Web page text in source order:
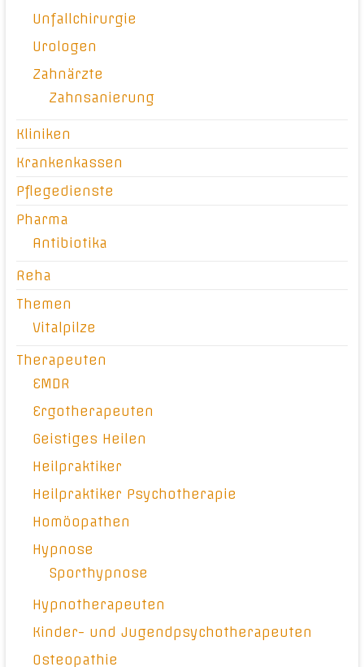
Unfallchirurgie
Urologen
Zahnärzte
Zahnsanierung
Kliniken
Krankenkassen
Pflegedienste
Pharma
Antibiotika
Reha
Themen
Vitalpilze
Therapeuten
EMDR
Ergotherapeuten
Geistiges Heilen
Heilpraktiker
Heilpraktiker Psychotherapie
Homöopathen
Hypnose
Sporthypnose
Hypnotherapeuten
Kinder- und Jugendpsychotherapeuten
Osteopathie